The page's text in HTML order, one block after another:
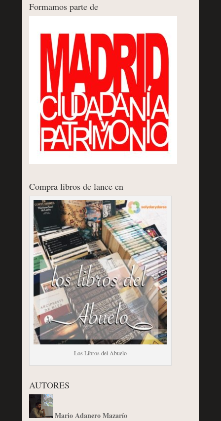
Formamos parte de
Compra libros de lance en
Los Libros del Abuelo
AUTORES
Mario Adanero Mazarío